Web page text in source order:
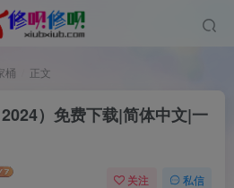
桶 正文
）免费下载|简体中文|一
关注 私信